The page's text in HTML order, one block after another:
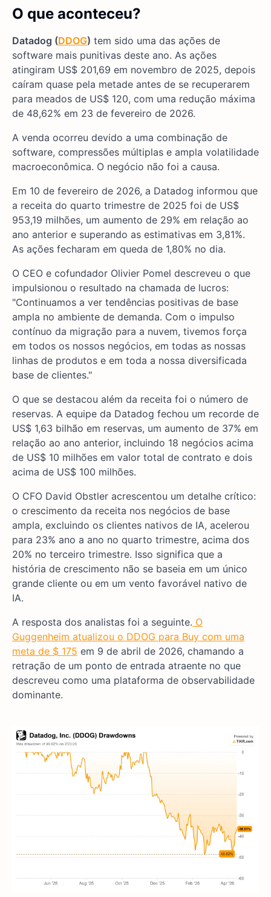
O que aconteceu?
Datadog (DDOG) tem sido uma das ações de
software mais punitivas deste ano. As ações
atingiram US$ 201,69 em novembro de 2025, depois
caíram quase pela metade antes de se recuperarem
para meados de US$ 120, com uma redução máxima
de 48,62% em 23 de fevereiro de 2026.
A venda ocorreu devido a uma combinação de
software, compressões múltiplas e ampla volatilidade
macroeconômica. O negócio não foi a causa.
Em 10 de fevereiro de 2026, a Datadog informou que
a receita do quarto trimestre de 2025 foi de US$
953,19 milhões, um aumento de 29% em relação ao
ano anterior e superando as estimativas em 3,81%.
As ações fecharam em queda de 1,80% no dia.
O CEO e cofundador Olivier Pomel descreveu o que
impulsionou o resultado na chamada de lucros:
"Continuamos a ver tendências positivas de base
ampla no ambiente de demanda. Com o impulso
contínuo da migração para a nuvem, tivemos força
em todos os nossos negócios, em todas as nossas
linhas de produtos e em toda a nossa diversificada
base de clientes."
O que se destacou além da receita foi o número de
reservas. A equipe da Datadog fechou um recorde de
US$ 1,63 bilhão em reservas, um aumento de 37% em
relação ao ano anterior, incluindo 18 negócios acima
de US$ 10 milhões em valor total de contrato e dois
acima de US$ 100 milhões.
O CFO David Obstler acrescentou um detalhe crítico:
o crescimento da receita nos negócios de base
ampla, excluindo os clientes nativos de IA, acelerou
para 23% ano a ano no quarto trimestre, acima dos
20% no terceiro trimestre. Isso significa que a
história de crescimento não se baseia em um único
grande cliente ou em um vento favorável nativo de
IA.
A resposta dos analistas foi a seguinte. O
Guggenheim atualizou o DDOG para Buy com uma
meta de $ 175 em 9 de abril de 2026, chamando a
retração de um ponto de entrada atraente no que
descreveu como uma plataforma de observabilidade
dominante.